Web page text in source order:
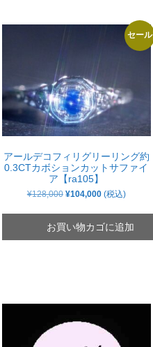
セール
アールデコフィリグリーリング約
0.3CTカボションカットサファイ
ア【ra105】
¥128,000 元
価
格
¥104,000現
の
価
(税込)
お買い物カゴに追加